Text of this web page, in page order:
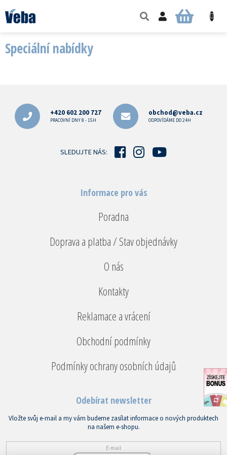
na
obsah
NÁKUPNÍ
Speciální nabídky
+420 602 200 727
PRACOVNÍ DNY 8 - 15H
obchod@veba.cz
ODPOVÍDÁME DO 24H
SLEDUJTE NÁS:
Informace pro vás
Poradna
Doprava a platba / Stav objednávky
O nás
Kontakty
Reklamace a vrácení
Obchodní podmínky
Podmínky ochrany osobních údajů
Odebírat newsletter
Vložte svůj e-mail a my vám budeme zasílat informace o nových produktech
na našem e-shopu.
E-mail